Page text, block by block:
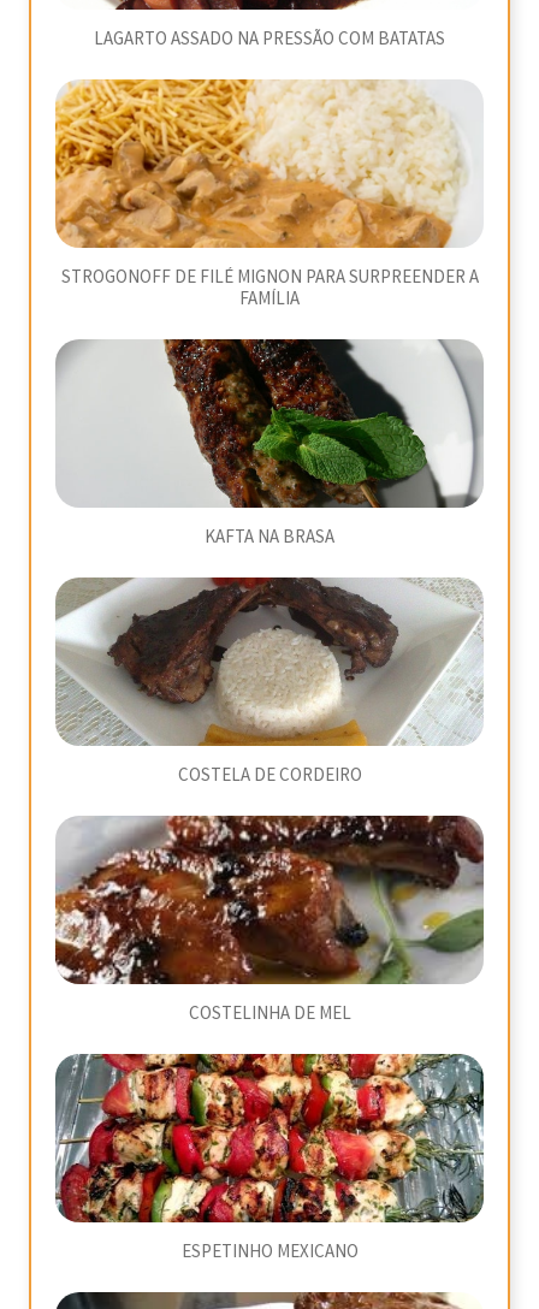
LAGARTO ASSADO NA PRESSÃO COM BATATAS
STROGONOFF DE FILÉ MIGNON PARA SURPREENDER A
FAMÍLIA
KAFTA NA BRASA
COSTELA DE CORDEIRO
COSTELINHA DE MEL
ESPETINHO MEXICANO